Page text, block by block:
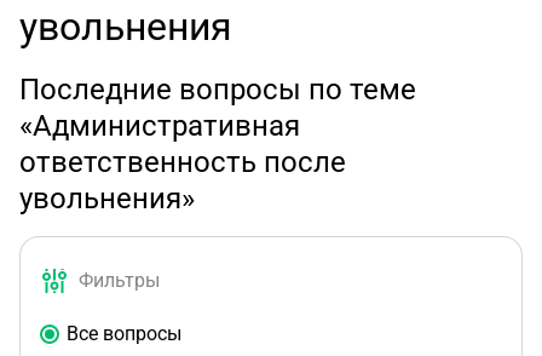
увольнения
Последние вопросы по теме
«Административная
ответственность после
увольнения»
Фильтры
Все вопросы